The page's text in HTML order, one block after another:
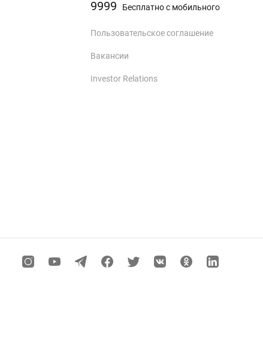
9999 Бесплатно с мобильного
Пользовательское соглашение
Вакансии
Investor Relations